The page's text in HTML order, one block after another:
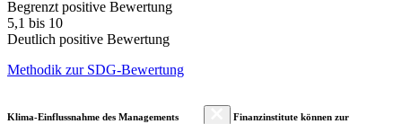
Begrenzt positive Bewertung
5,1 bis 10
Deutlich positive Bewertung
Methodik zur SDG-Bewertung
Klima-Einflussnahme des Managements
Finanzinstitute können zur